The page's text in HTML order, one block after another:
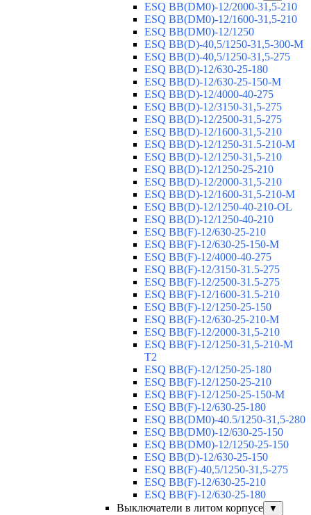
ESQ ВВ(DM0)-12/2000-31,5-210
ESQ ВВ(DM0)-12/1600-31,5-210
ESQ ВВ(DM0)-12/1250
ESQ ВВ(D)-40,5/1250-31,5-300-М
ESQ ВВ(D)-40,5/1250-31,5-275
ESQ ВВ(D)-12/630-25-180
ESQ ВВ(D)-12/630-25-150-М
ESQ ВВ(D)-12/4000-40-275
ESQ ВВ(D)-12/3150-31,5-275
ESQ ВВ(D)-12/2500-31,5-275
ESQ ВВ(D)-12/1600-31,5-210
ESQ ВВ(D)-12/1250-31.5-210-М
ESQ ВВ(D)-12/1250-31,5-210
ESQ ВВ(D)-12/1250-25-210
ESQ BB(D)-12/2000-31,5-210
ESQ BB(D)-12/1600-31,5-210-М
ESQ BB(D)-12/1250-40-210-OL
ESQ BB(D)-12/1250-40-210
ESQ ВВ(F)-12/630-25-210
ESQ ВВ(F)-12/630-25-150-М
ESQ ВВ(F)-12/4000-40-275
ESQ ВВ(F)-12/3150-31.5-275
ESQ ВВ(F)-12/2500-31.5-275
ESQ ВВ(F)-12/1600-31.5-210
ESQ ВВ(F)-12/1250-25-150
ESQ BB(F)-12/630-25-210-М
ESQ BB(F)-12/2000-31,5-210
ESQ BB(F)-12/1250-31,5-210-М
T2
ESQ BB(F)-12/1250-25-180
ESQ ВВ(F)-12/1250-25-210
ESQ ВВ(F)-12/1250-25-150-М
ESQ BB(F)-12/630-25-180
ESQ ВВ(DM0)-40.5/1250-31,5-280
ESQ ВВ(DM0)-12/630-25-150
ESQ ВВ(DM0)-12/1250-25-150
ESQ BB(D)-12/630-25-150
ESQ ВВ(F)-40,5/1250-31,5-275
ESQ ВВ(F)-12/630-25-210
ESQ ВВ(F)-12/630-25-180
Выключатели в литом корпусе
▼